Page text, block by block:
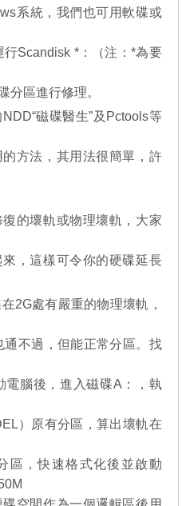
系統，我們也可用軟碟或
行Scandisk *：（注：*為要
分區進行修理。
磁碟醫生”及Pctools等
方法，其用法很簡單，許
的壞軌或物理壞軌，大家
，這樣可令你的硬碟延長
2G處有嚴重的物理壞軌，
不過，但能正常分區。找
電腦後，進入磁碟A：，執
）原有分區，算出壞軌在
區，快速格式化後並啟動